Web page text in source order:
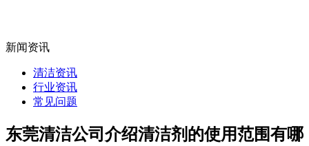
新闻资讯
清洁资讯
行业资讯
常见问题
东莞清洁公司介绍清洁剂的使用范围有哪